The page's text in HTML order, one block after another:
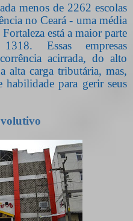
menos de 2262 escolas
no Ceará - uma média
está a maior parte
1318. Essas empresas
acirrada, do alto
alta carga tributária, mas,
habilidade para gerir seus